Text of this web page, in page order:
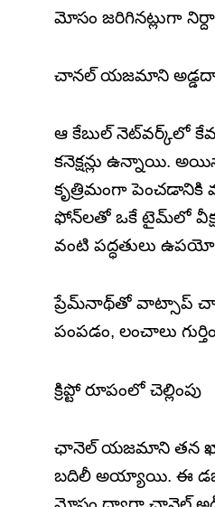
మోసం జరిగినట్లుగా
చానల్ యజమాని
ఆ కేబుల్ నెట్‌వర్క్‌లో
కనెక్షన్లు ఉన్నాయి.
కృత్రిమంగా పెంచడానికి
ఫోన్‌లతో ఒకే టైమ్‌లో
వంటి పద్ధతులు
ప్రేమ్‌నాథ్‌తో వాట్సాప్
పంపడం, లంచాలు
క్రిప్టో రూపంలో చెల్లింపు
ఛానెల్ యజమాని తన ఖాతా
బదిలీ అయ్యాయి. ఈ